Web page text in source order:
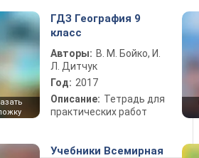
ГДЗ География 9
класс
Авторы: В. М. Бойко, И.
Л. Дитчук
Год: 2017
Описание: Тетрадь для
практических работ
Учебники Всемирная